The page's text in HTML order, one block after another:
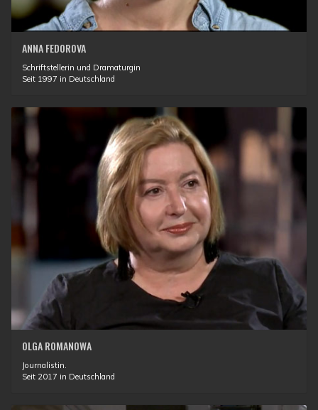
ANNA FEDOROVA
Schriftstellerin und Dramaturgin
Seit 1997 in Deutschland
OLGA ROMANOWA
Journalistin.
Seit 2017 in Deutschland